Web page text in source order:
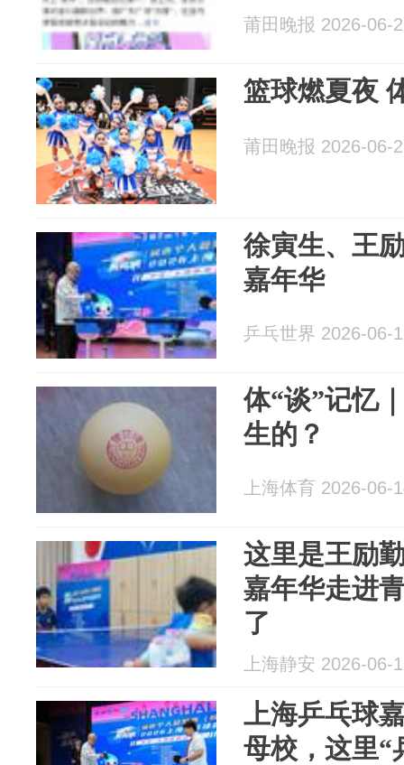
莆田晚报 2026-06-
篮球燃夏夜
莆田晚报 2026-06-
徐寅生、王
嘉年华
乒乓世界 2026-06-
体“谈”记忆
生的？
上海体育 2026-06-
这里是王励
嘉年华走进
了
上海静安 2026-06-
上海乒乓球
母校，这里“